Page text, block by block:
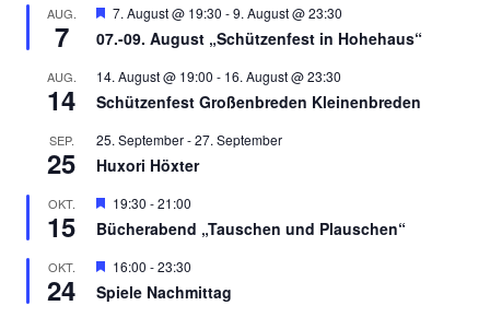
AUG.
7
Hervorgehoben
7. August @ 19:30 -9. August @ 23:30
07.-09. August „Schützenfest in Hohehaus“
AUG.
14
14. August @ 19:00 - 16. August @ 23:30
Schützenfest Großenbreden Kleinenbreden
SEP.
25
25. September-27. September
Huxori Höxter
OKT.
15
Hervorgehoben
19:30 -21:00
Bücherabend „Tauschen und Plauschen“
OKT.
24
Hervorgehoben
16:00 -23:30
Spiele Nachmittag